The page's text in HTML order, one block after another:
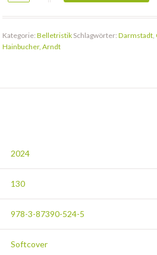
Kategorie:Belletristik Schlagwörter:Darmstadt
Hainbucher, Arndt
2024
130
978-3-87390-524-5
Softcover